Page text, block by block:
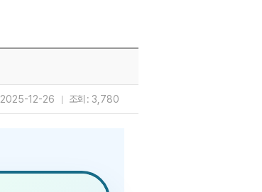
2025-12-26 조회 : 3,780